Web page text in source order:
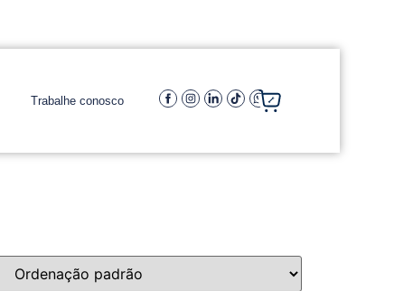
Trabalhe conosco